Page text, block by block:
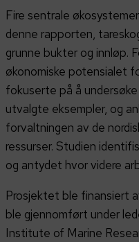
Fire sentrale
denne rapporten,
grunne bukter og innløp.
økonomiske potensialet
fokuserte på å
utvalgte eksempler, og
forvaltningen av de
ressurser. Studien
og antydet hvor videre
Prosjektet ble finansiert
ble gjennomført under
Institute of Marine